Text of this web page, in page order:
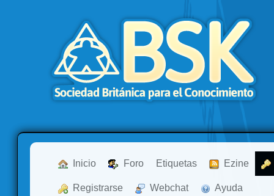
Inicio Foro Etiquetas Ezine
Registrarse Webchat Ayuda